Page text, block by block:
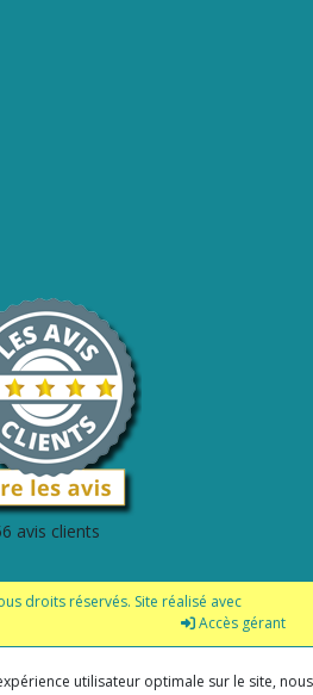
avis clients
droits réservés. Site réalisé avec
Accès gérant
utilisateur optimale sur le site, nous